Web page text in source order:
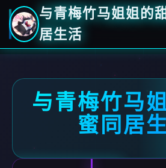
与青梅竹马姐姐的
居生活
与青梅竹马
蜜同居